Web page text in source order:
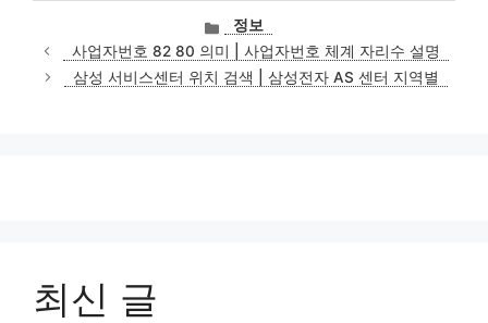
카
테
고
리
정보
사업자번호 82 80 의미 | 사업자번호 체계 자리수 설명
삼성 서비스센터 위치 검색 | 삼성전자 AS 센터 지역별
최신 글